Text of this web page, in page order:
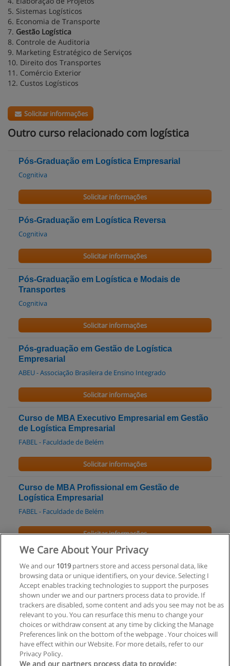
5. Sistemas Logísticos
6. Economia de Transporte
7. Gestão Logística
8. Controle de Auditoria
9. Marketing Estratégico de Serviços
10. Direito dos Transportes
11. Comércio Exterior
12. Custos Logísticos
Solicitar informações
Outro curso relacionado com logística
Pós-Graduação em Logística Empresarial
Cognitiva
Solicitar informações
Pós-Graduação em Logística Reversa
Cognitiva
Solicitar informações
Pós-Graduação em Logística e Modais de
Transportes
Cognitiva
Solicitar informações
Pós-graduação em Gestão de Logística
Empresarial
ABEU - Associação Brasileira de Ensino Integrado
Solicitar informações
Curso de MBA Executivo Empresarial em Gestão
de Logística Empresarial
FABEL - Faculdade de Belém
Solicitar informações
Curso de MBA Profissional em Gestão de
Logística Empresarial
FABEL - Faculdade de Belém
Solicitar informações
Pós-graduação em Gestão de Logística
Empresarial
FABEL - Faculdade de Belém
Solicitar informações
Regras de uso
We Care About Your Privacy
We and our 1019partners store and access personal data, like
browsing data or unique identifiers, on your device. Selecting I
Accept enables tracking technologies to support the purposes
shown under we and our partners process data to provide. If
trackers are disabled, some content and ads you see may not be as
relevant to you. You can resurface this menu to change your
choices or withdraw consent at any time by clicking the Manage
Preferences link on the bottom of the webpage . Your choices will
have effect within our Website. For more details, refer to our
Privacy Policy.
We and our partners process data to provide: